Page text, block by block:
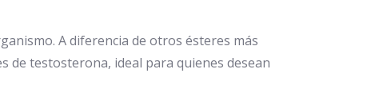
A diferencia de otros ésteres más
de testosterona, ideal para quienes desean